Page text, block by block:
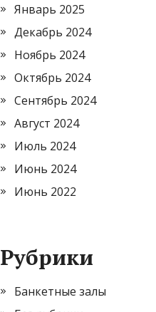
Январь 2025
Декабрь 2024
Ноябрь 2024
Октябрь 2024
Сентябрь 2024
Август 2024
Июль 2024
Июнь 2024
Июнь 2022
Рубрики
Банкетные залы